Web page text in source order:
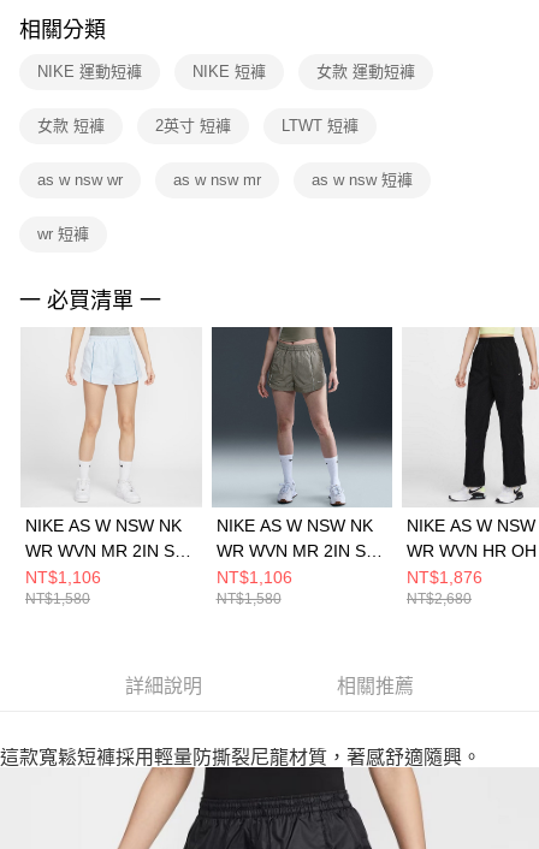
※ 交易是否成功請以「AFTEE先享後付 」之結帳頁面顯示為準，若有關於
是否繳費成功／繳費後需取消欲退款等相關疑問，請聯繫「AFTEE先享後付
客戶支援中心」https://netprotections.freshdesk.com/support/home
１．透過由恩沛科技股份有限公司提供之「AFTEE先享後付」服務完成之交
權轉讓予恩沛科技股份有限公司。
３．未成年的使用者請事先徵得法定代理人或監護人之同意方可使用
４．使用「AFTEE先享後付」時，將依據個別帳號之用戶狀況，依本公司即
時審查核予不同之上限額度；若仍有額度不足之情形，本公司將視審查結果
請求用戶進行身份認證。
５．嚴禁一人註冊多個帳號或使用他人資訊註冊。若發現惡意使用之情形，
恩沛科技股份有限公司將有權停止該用戶之使用額度並採取法律行動。
相關分類
NIKE 運動短褲 NIKE 短褲 女款 運動短褲
女款 短褲 2英寸 短褲 LTWT 短褲
as w nsw wr as w nsw mr as w nsw 短褲
wr 短褲
一 必買清單 一
NIKE AS W NSW NK
WR WVN MR 2IN SH
女 短褲 FV7501423
NT$1,106
NT$1,580
NIKE AS W NSW NK
WR WVN MR 2IN SH
女 短褲 FV7501320
NT$1,106
NT$1,580
NIKE AS W
WR WVN HR
長褲 FV7656010
NT$1,876
NT$2,680
詳細說明 相關推薦
這款寬鬆短褲採用輕量防撕裂尼龍材質，著感舒適隨興。